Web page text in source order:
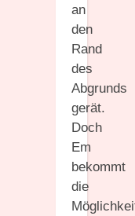
an
den
Rand
des
Abgrunds
gerät.
Doch
Em
bekommt
die